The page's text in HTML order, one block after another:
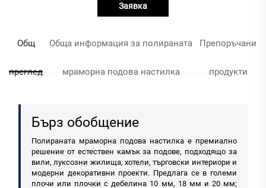
Заявка
Общ
преглед
Обща информация за полираната
мраморна подова настилка
Препоръчани
продукти
Бърз обобщение
Полираната мраморна подова настилка е премиално
решение от естествен камък за подове, подходящо за
вили, луксозни жилища, хотели, търговски интериори и
модерни декоративни проекти. Предлага се в големи
плочи или плочки с дебелина 10 мм, 18 мм и 20 мм;